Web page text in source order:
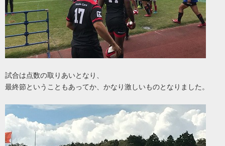
試合は点数の取りあいとなり、
最終節ということもあってか、かなり激しいものとなりました。